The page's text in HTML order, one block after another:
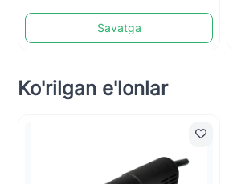
Savatga
Ko'rilgan e'lonlar